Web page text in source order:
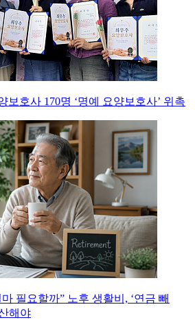
보호사 170명 ‘명예 요양보호사’ 위촉
필요할까” 노후 생활비, ‘연금 빼
해야